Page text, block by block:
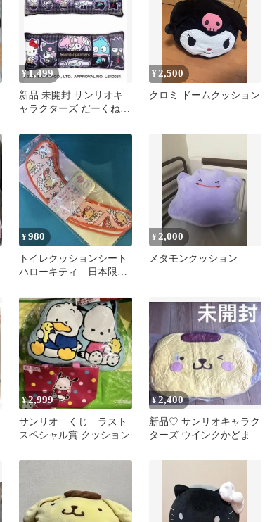
¥1,499
新品 未開封 サンリオキ
ャラクターズ だーくねす
ョン
¥2,500
クロミ ドームクッション
¥980
トイレクッションシート
ハローキティ 日本限定
¥2,000
メタモンクッション
¥2,999
サンリオ くじ ラスト
スペシャル賞 クッション
¥2,400
新品♡ サンリオキャラク
ターズ ウインクかどまる